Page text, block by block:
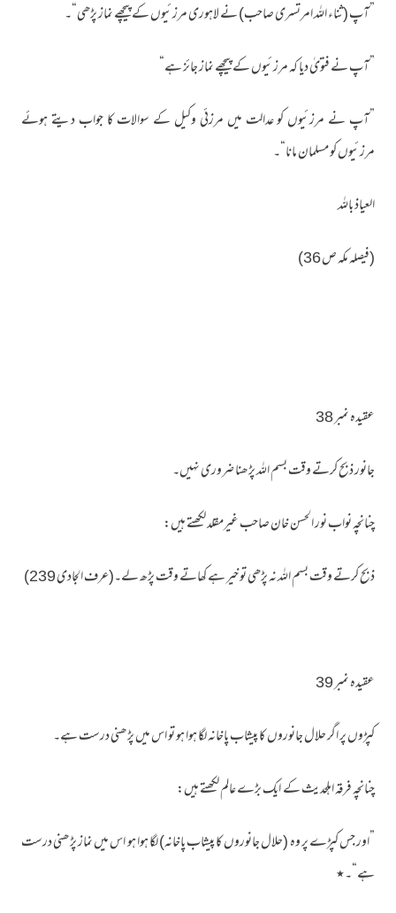
”آپ (ثناء اللہ امرتسری صاحب) نے لاہوری مرزئیوں کے پیچھے نماز پڑھی“۔
”آپ نے فتویٰ دیا کہ مرزئیوں کے پیچھے نماز جائز ہے“
”آپ نے مرزئیوں کو عدالت میں مرزئی وکیل کے سوالات کا جواب دیتے ہوئے
مرزئیوں کو مسلمان مانا“۔
العیاذ باللہ
(فیصلہ مکہ ص 36)
عقیدہ نمبر 38
جانور ذبح کرتے وقت بسم اللہ پڑھنا ضروری نہیں۔
چنانچہ نواب نور الحسن خان صاحب غیرمقلد لکھتے ہیں:
ذبح کرتے وقت بسم اللہ نہ پڑھی تو خیر ہے کھاتے وقت پڑھ لے۔(عرف الجادی 239)
عقیدہ نمبر 39
کپڑوں پر اگر حلال جانوروں کا پیشاب پاخانہ لگا ہوا ہو تو اس میں پڑھنی درست ہے۔
چنانچہ فرقہ اہلحدیث کے ایک بڑے عالم لکھتے ہیں:
”اور جس کپڑے پر وہ (حلال جانوروں کا پیشاب پاخانہ) لگا ہوا ہو اس میں نماز پڑھنی درست
ہے“۔٭